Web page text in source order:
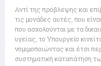
Αντί της πρόβλεψης και
τις μονάδες αυτές, που
που ασχολούνται με τα
υγείας, το Υπουργείο
νομιμοποιώντας και έτσι
συστηματική καταπάτηση